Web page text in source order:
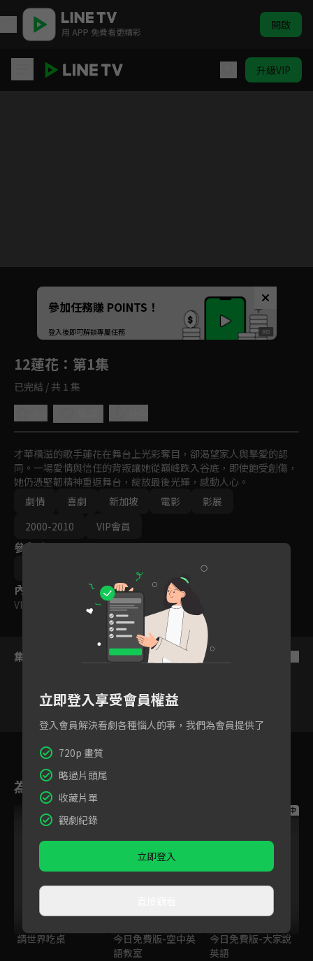
用 APP 免費看更精彩 開啟
升級VIP
Unmute
如有不便請見諒
參加任務賺 POINTS！
登入後即可解鎖專屬任務
12蓮花 ：第1集
已完結 / 共 1 集
才華橫溢的歌手蓮花在舞台上光彩奪目，卻渴望家人與摯愛的認
同。一場愛情與信任的背叛讓她從巔峰跌入谷底，即使飽受創傷，
她仍憑堅韌精神重返舞台，綻放最後光輝，感動人心。
劇情
喜劇 新加坡 電影
影展
2000-2010
VIP會員
參與演員
楊雁雁 戚玉武
內容標籤
VIP
集數列表
VIP
為您推薦
請世界吃桌
今日免費版-空中英
語教室
跟播中
今日免費版-大家說
英語
立即登入享受會員權益
登入會員解決看劇各種惱人的事，我們為會員提供了
720p 畫質
略過片頭尾
收藏片單
觀劇紀錄
立即登入